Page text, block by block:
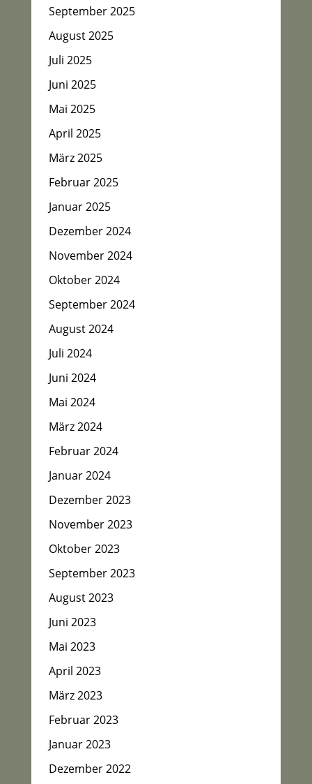
September 2025
August 2025
Juli 2025
Juni 2025
Mai 2025
April 2025
März 2025
Februar 2025
Januar 2025
Dezember 2024
November 2024
Oktober 2024
September 2024
August 2024
Juli 2024
Juni 2024
Mai 2024
März 2024
Februar 2024
Januar 2024
Dezember 2023
November 2023
Oktober 2023
September 2023
August 2023
Juni 2023
Mai 2023
April 2023
März 2023
Februar 2023
Januar 2023
Dezember 2022